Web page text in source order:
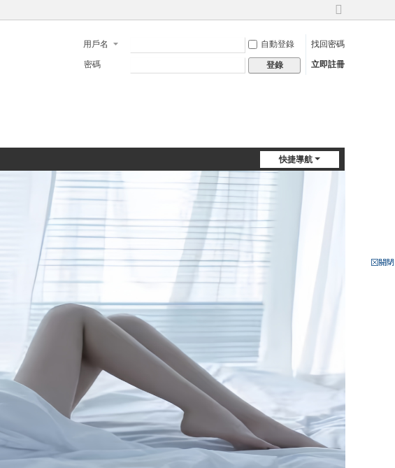
切
到
寬
版
用戶名 自動登錄 找回密碼
密碼 登錄 立即註冊
快捷導航